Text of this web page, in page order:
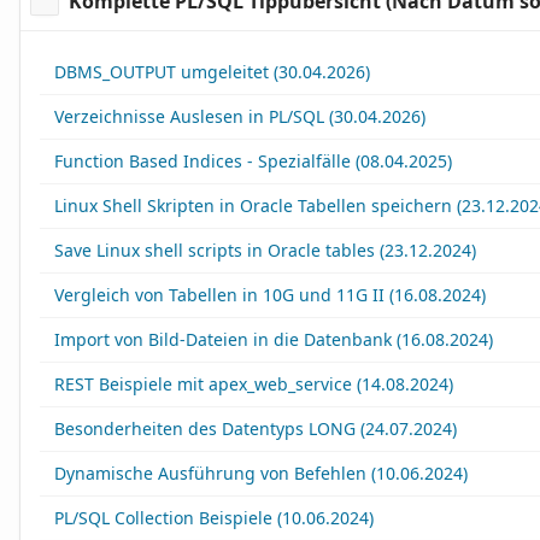
DBMS_OUTPUT umgeleitet (30.04.2026)
Verzeichnisse Auslesen in PL/SQL (30.04.2026)
Function Based Indices - Spezialfälle (08.04.2025)
Linux Shell Skripten in Oracle Tabellen speichern
Save Linux shell scripts in Oracle tables (23.12.2024)
Vergleich von Tabellen in 10G und 11G II (16.08.2024)
Import von Bild-Dateien in die Datenbank (16.08.2024)
REST Beispiele mit apex_web_service (14.08.2024)
Besonderheiten des Datentyps LONG (24.07.2024)
Dynamische Ausführung von Befehlen (10.06.2024)
PL/SQL Collection Beispiele (10.06.2024)